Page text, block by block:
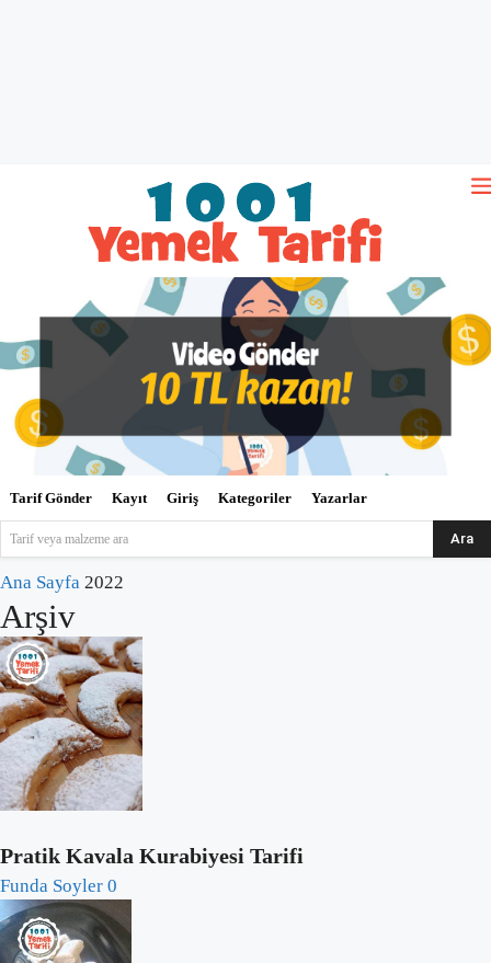
Tarif Gönder Kayıt Giriş Kategoriler Yazarlar
Tarif veya malzeme ara Ara
Ana Sayfa 2022
Arşiv
Pratik Kavala Kurabiyesi Tarifi
Funda Soyler 0